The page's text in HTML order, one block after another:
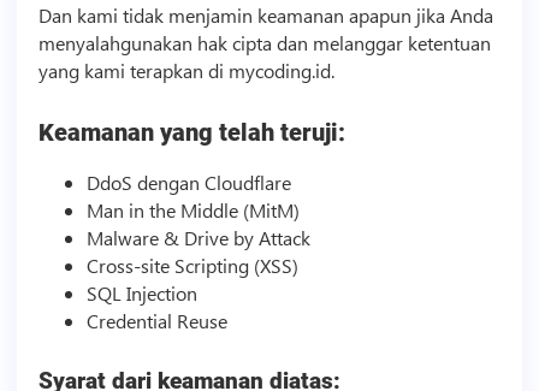
Dan kami tidak menjamin keamanan apapun jika Anda
menyalahgunakan hak cipta dan melanggar ketentuan
yang kami terapkan di mycoding.id.
Keamanan yang telah teruji:
DdoS dengan Cloudflare
Man in the Middle (MitM)
Malware & Drive by Attack
Cross-site Scripting (XSS)
SQL Injection
Credential Reuse
Syarat dari keamanan diatas: